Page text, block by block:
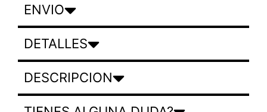
ENVIO
DETALLES
DESCRIPCION